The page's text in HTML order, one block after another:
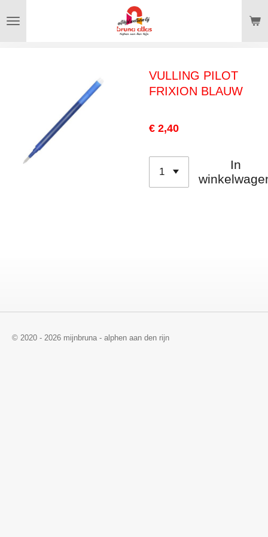
direct
VULLING PILOT
FRIXION BLAUW
€ 2,40
In
© 2020 - 2026 mijnbruna - alphen aan den rijn